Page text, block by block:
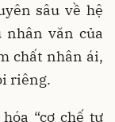
sâu về hệ
văn của
chất nhân ái,
riêng.
“cơ chế tự